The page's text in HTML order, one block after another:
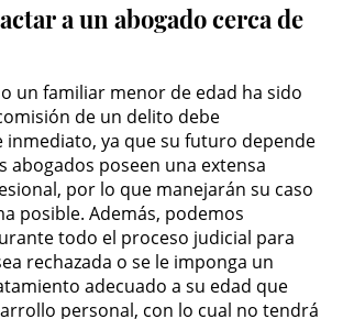
Laws In The State Of California
Under the Influence of a
(DUID)
Reckless
With A Passenger Under 14
a un abogado cerca de
un familiar menor de edad ha sido
de un delito debe
inmediato, ya que su futuro depende
abogados poseen una extensa
por lo que manejarán su caso
posible. Además, podemos
todo el proceso judicial para
rechazada o se le imponga un
adecuado a su edad que
personal, con lo cual no tendrá